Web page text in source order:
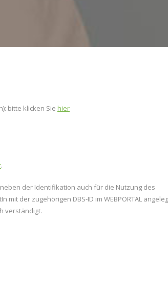
bitte klicken Sie hier
.
der Identifikation auch für die Nutzung des
mit der zugehörigen DBS-ID im WEBPORTAL
verständigt.